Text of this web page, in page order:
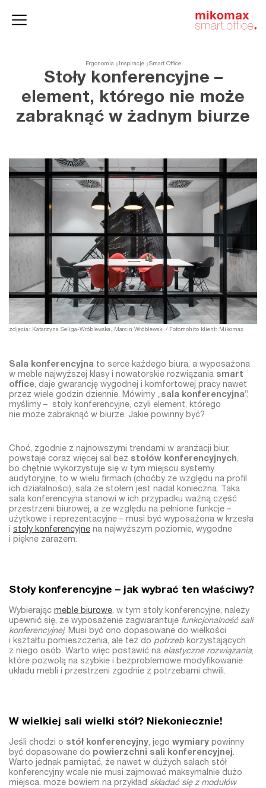
Ergonomia Inspiracje Smart Office
Stoły konferencyjne –
element, którego nie może
zabraknąć w żadnym biurze
zdjęcia: Katarzyna Seliga-Wróblewska, Marcin Wróblewski / Fotomohito klient: Mikomax
Sala konferencyjna to serce każdego biura, a wyposażona
w meble najwyższej klasy i nowatorskie rozwiązania smart
office, daje gwarancję wygodnej i komfortowej pracy nawet
przez wiele godzin dziennie. Mówimy „sala konferencyjna”,
myślimy – stoły konferencyjne, czyli element, którego
nie może zabraknąć w biurze. Jakie powinny być?
Choć, zgodnie z najnowszymi trendami w aranżacji biur,
powstaje coraz więcej sal bez stołów konferencyjnych,
bo chętnie wykorzystuje się w tym miejscu systemy
audytoryjne, to w wielu firmach (choćby ze względu na profil
ich działalności), sala ze stołem jest nadal konieczna.
Taka
sala konferencyjna stanowi w ich przypadku ważną część
przestrzeni biurowej, a ze względu na pełnione funkcje –
użytkowe i reprezentacyjne – musi być wyposażona w krzesła
i stoły konferencyjne na najwyższym poziomie, wygodne
i piękne zarazem.
Stoły konferencyjne – jak wybrać ten właściwy?
Wybierając meble biurowe, w tym stoły konferencyjne, należy
upewnić się, że wyposażenie zagwarantuje funkcjonalność sali
konferencyjnej. Musi być ono dopasowane do wielkości
i kształtu pomieszczenia, ale też do potrzeb korzystających
z niego osób. Warto więc postawić na elastyczne rozwiązania,
które pozwolą na szybkie i bezproblemowe modyfikowanie
układu mebli i przestrzeni zgodnie z potrzebami chwili.
W wielkiej sali wielki stół? Niekoniecznie!
Jeśli chodzi o stół konferencyjny, jego wymiary powinny
być dopasowane do powierzchni sali konferencyjnej .
Warto jednak pamiętać, że nawet w dużych salach stół
konferencyjny wcale nie musi zajmować maksymalnie dużo
miejsca, może bowiem na przykład składać się z modułów